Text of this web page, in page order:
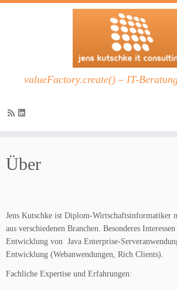
Inhalt
springen
valueFactory.create() – IT-
Über
Jens Kutschke ist Diplom-Wirtschaftsinformatiker
aus verschiedenen Branchen. Besonderes
Entwicklung von Java Enterprise-
Entwicklung (Webanwendungen, Rich Clients).
Fachliche Expertise und Erfahrungen: